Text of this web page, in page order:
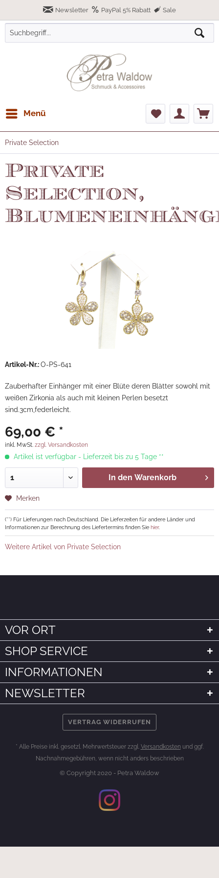
Newsletter PayPal 5% Rabatt Sale
Menü
Private Selection
Private
Selection,
Artikel-Nr.:O-PS-641
Zauberhafter Einhänger mit einer Blüte deren Blätter sowohl mit
weißen Zirkonia als auch mit kleinen Perlen besetzt
sind.3cm,federleicht.
69,00 € *
inkl. MwSt. zzgl. Versandkosten
Artikel ist verfügbar - Lieferzeit bis zu 5 Tage **
In den Warenkorb
Merken
(**) Für Lieferungen nach Deutschland. Die Lieferzeiten für andere Länder und
Informationen zur Berechnung des Liefertermins finden Sie hier.
Weitere Artikel von Private Selection
VOR ORT
SHOP SERVICE
INFORMATIONEN
NEWSLETTER
VERTRAG WIDERRUFEN
* Alle Preise inkl. gesetzl. Mehrwertsteuer zzgl. Versandkosten und ggf.
Nachnahmegebühren, wenn nicht anders beschrieben
© Copyright 2020 - Petra Waldow